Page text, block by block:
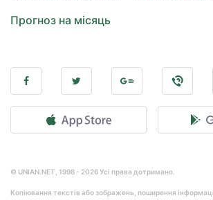
Прогноз на місяць
© UNIAN.NET, 1998 - 2026 Усі права дотримано.
Копіювання текстів або зображень, поширення